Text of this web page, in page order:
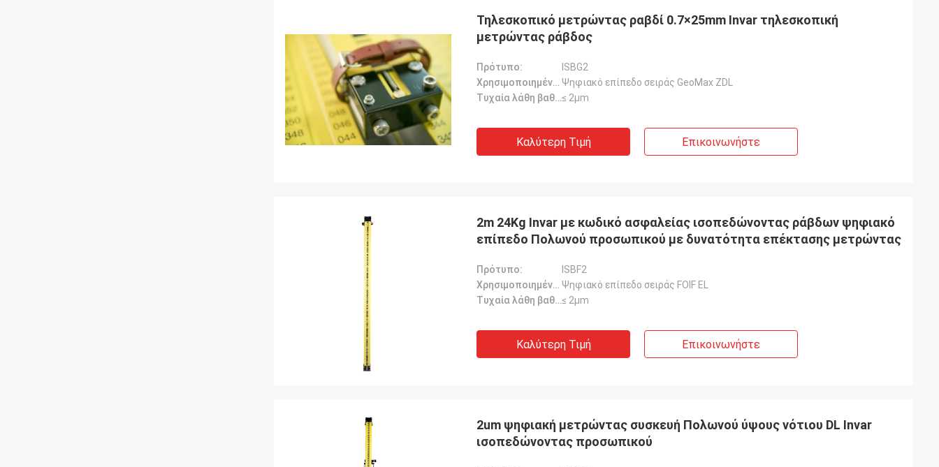
Τηλεσκοπικό μετρώντας ραβδί 0.7×25mm Invar τηλεσκοπική
μετρώντας ράβδος
Πρότυπο:
ISBG2
Χρησιμοποιημένος για: Ψηφιακό επίπεδο σειράς GeoMax ZDL
Τυχαία λάθη βαθμολόγησης::≤ 2μm
Καλύτερη Τιμή Επικοινωνήστε
2m 24Kg Invar με κωδικό ασφαλείας ισοπεδώνοντας ράβδων ψηφιακό
επίπεδο Πολωνού προσωπικού με δυνατότητα επέκτασης μετρώντας
Πρότυπο:
ISBF2
Χρησιμοποιημένος για: Ψηφιακό επίπεδο σειράς FOIF EL
Τυχαία λάθη βαθμολόγησης::≤ 2μm
Καλύτερη Τιμή Επικοινωνήστε
2um ψηφιακή μετρώντας συσκευή Πολωνού ύψους νότιου DL Invar
ισοπεδώνοντας προσωπικού